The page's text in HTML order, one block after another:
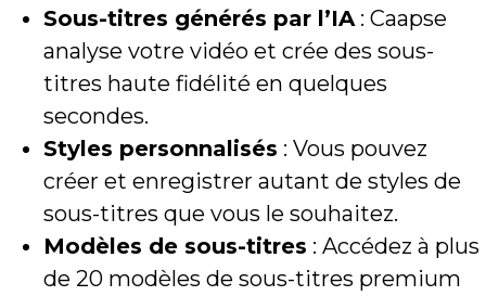
Sous-titres générés par l’IA: Caapse
analyse votre vidéo et crée des sous-
titres haute fidélité en quelques
secondes.
Styles personnalisés : Vous pouvez
créer et enregistrer autant de styles de
sous-titres que vous le souhaitez.
Modèles de sous-titres : Accédez à plus
de 20 modèles de sous-titres premium